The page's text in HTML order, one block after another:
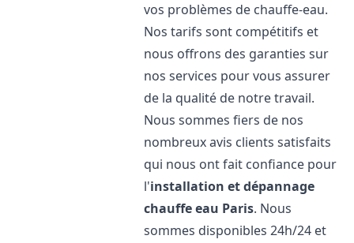
vos problèmes de chauffe-eau.
Nos tarifs sont compétitifs et
nous offrons des garanties sur
nos services pour vous assurer
de la qualité de notre travail.
Nous sommes fiers de nos
nombreux avis clients satisfaits
qui nous ont fait confiance pour
l'installation et dépannage
chauffe eau Paris. Nous
sommes disponibles 24h/24 et